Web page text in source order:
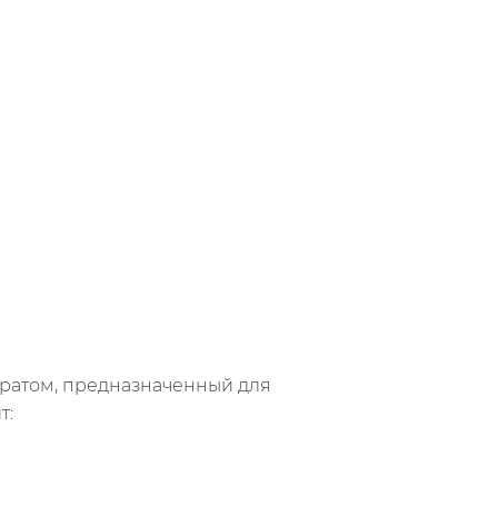
предназначенный для